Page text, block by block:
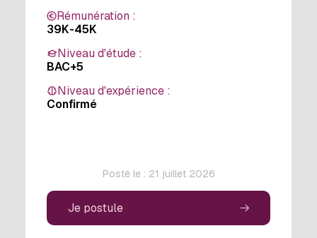
Rémunération :
39K-45K
Niveau d'étude :
BAC+5
Niveau d'expérience :
Confirmé
Posté le : 21 juillet 2026
Je postule